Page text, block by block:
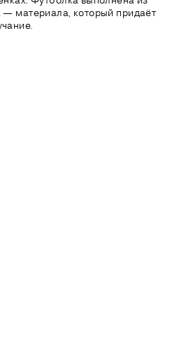
— материала, который придаёт